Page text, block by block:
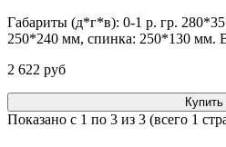
Габариты (д*г*в): 0-1 р. гр.
250*240 мм, спинка: 250*130 мм.
2 622 pуб
Купить
Показано с 1 по 3 из 3 (всего 1